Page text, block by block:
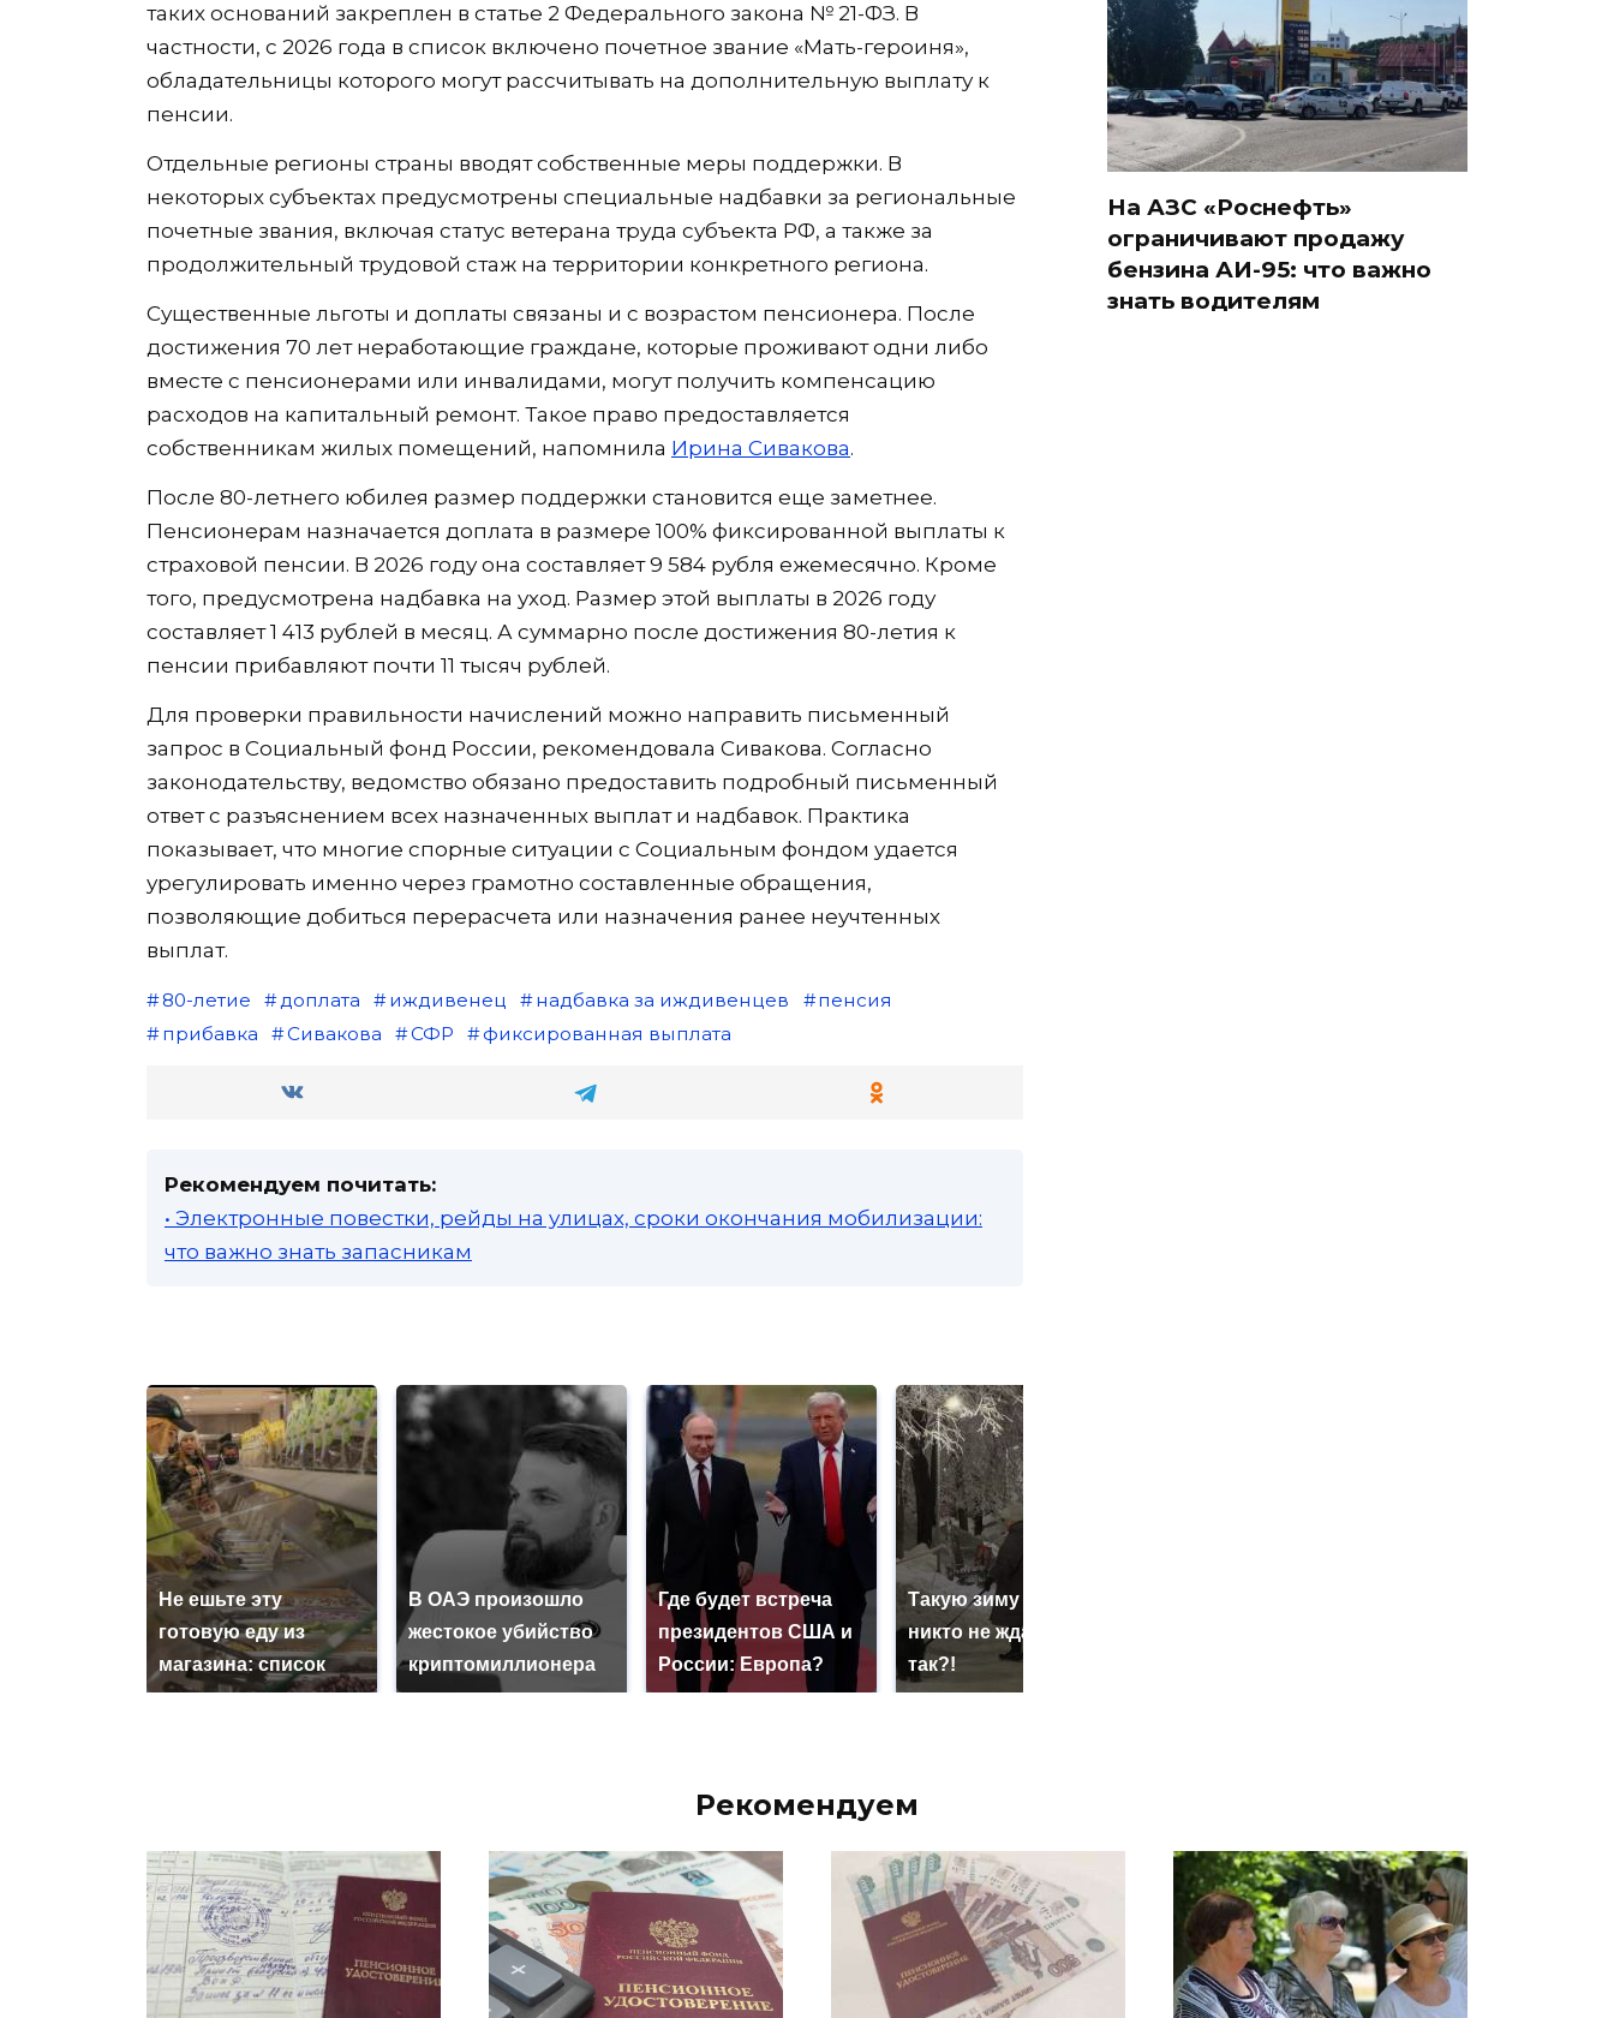
таких оснований закреплен в статье 2 Федерального закона № 21-ФЗ. В
частности, с 2026 года в список включено почетное звание «Мать-героиня»,
обладательницы которого могут рассчитывать на дополнительную выплату к
пенсии.
Отдельные регионы страны вводят собственные меры поддержки. В
некоторых субъектах предусмотрены специальные надбавки за региональные
почетные звания, включая статус ветерана труда субъекта РФ, а также за
продолжительный трудовой стаж на территории конкретного региона.
Существенные льготы и доплаты связаны и с возрастом пенсионера. После
достижения 70 лет неработающие граждане, которые проживают одни либо
вместе с пенсионерами или инвалидами, могут получить компенсацию
расходов на капитальный ремонт. Такое право предоставляется
собственникам жилых помещений, напомнила Ирина Сивакова.
После 80-летнего юбилея размер поддержки становится еще заметнее.
Пенсионерам назначается доплата в размере 100% фиксированной выплаты к
страховой пенсии. В 2026 году она составляет 9 584 рубля ежемесячно. Кроме
того, предусмотрена надбавка на уход. Размер этой выплаты в 2026 году
составляет 1 413 рублей в месяц. А суммарно после достижения 80-летия к
пенсии прибавляют почти 11 тысяч рублей.
Для проверки правильности начислений можно направить письменный
запрос в Социальный фонд России, рекомендовала Сивакова. Согласно
законодательству, ведомство обязано предоставить подробный письменный
ответ с разъяснением всех назначенных выплат и надбавок. Практика
показывает, что многие спорные ситуации с Социальным фондом удается
урегулировать именно через грамотно составленные обращения,
позволяющие добиться перерасчета или назначения ранее неучтенных
выплат.
80-летие доплата иждивенец надбавка за иждивенцев
пенсия
прибавка
Сивакова СФР фиксированная выплата
Рекомендуем почитать:
• Электронные повестки, рейды на улицах, сроки окончания мобилизации:
что важно знать запасникам
Не ешьте эту
готовую еду из
магазина: список
В ОАЭ произошло
жестокое убийство
криптомиллионера
Где будет встреча
президентов США и
России: Европа?
Такую зиму в России
никто не ждал: как
так?!
На АЗС «Роснефть»
ограничивают продажу
бензина АИ-95: что важно
знать водителям
Рекомендуем